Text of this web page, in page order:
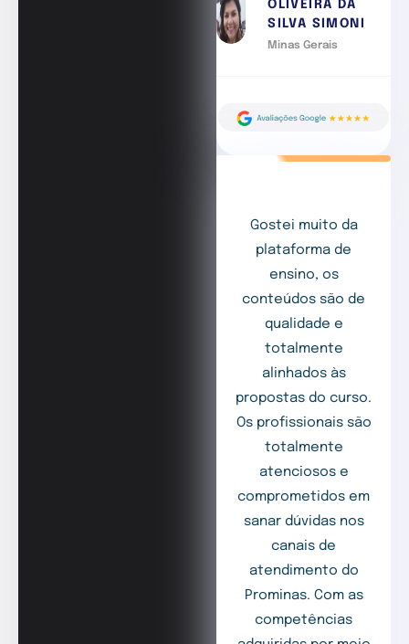
OLIVEIRA DA
SILVA SIMONI
Minas Gerais
Gostei muito da
plataforma de
ensino, os
conteúdos são de
qualidade e
totalmente
alinhados às
propostas do curso.
Os profissionais são
totalmente
atenciosos e
comprometidos em
sanar dúvidas nos
canais de
atendimento do
Prominas. Com as
competências